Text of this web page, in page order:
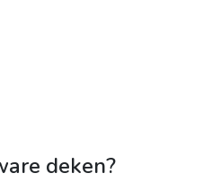
deken?